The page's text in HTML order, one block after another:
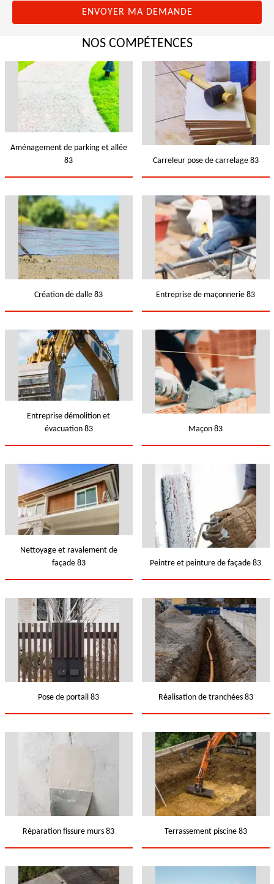
NOS COMPÉTENCES
Aménagement de parking et allée
83
Carreleur pose de carrelage 83
Création de dalle 83 Entreprise de maçonnerie 83
Entreprise démolition et
évacuation 83
Maçon 83
Nettoyage et ravalement de
façade 83
Peintre et peinture de façade 83
Pose de portail 83 Réalisation de tranchées 83
Réparation fissure murs 83 Terrassement piscine 83